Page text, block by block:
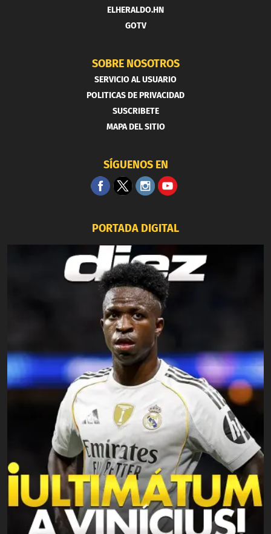
ELHERALDO.HN
GOTV
SOBRE NOSOTROS
SERVICIO AL USUARIO
POLITICAS DE PRIVACIDAD
SUSCRIBETE
MAPA DEL SITIO
SÍGUENOS EN
PORTADA DIGITAL